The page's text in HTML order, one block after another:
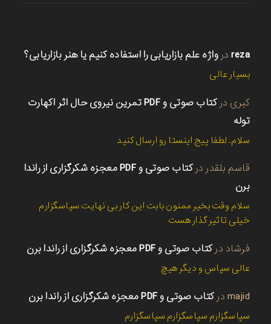
reza در واژه علم بازاریابی را استفاده کنیم یا هنر بازاریابی؟
بسیار عالی
کبری در
کتاب صوتی و PDF تمرین نیروی حال اثر اکهارت
توله
سلام. لطفا پیج اینستا رو ارسال کنید
قاسم بلقدر در
کتاب صوتی و PDF معجزه شکرگزاری از راندا
برن
سلام وقت بخیر ممنون بابت این کار بی نهایت سپاسگزارم
خیلی تاثیر گذار هست
فرشاد درکتاب صوتی و PDF معجزه شکرگزاری از راندا برن
عالی سپاس و دیگر هیچ
majid درکتاب صوتی و PDF معجزه شکرگزاری از راندا برن
سپاسگزارم سپاسگزارم سپاسگزارم